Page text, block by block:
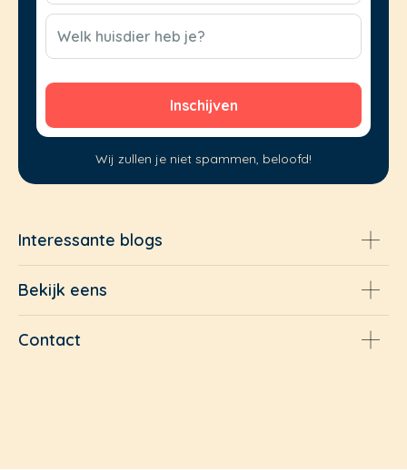
(Vereist)
CAPTCHA
Welk huisdier heb je?
Wij zullen je niet spammen, beloofd!
Interessante blogs
Bekijk eens
Contact